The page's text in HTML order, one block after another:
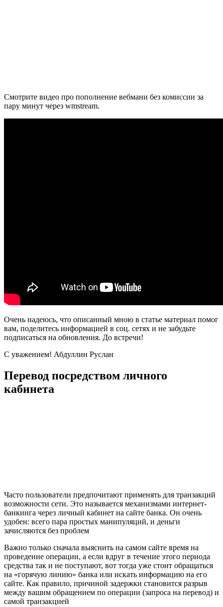
Смотрите видео про пополнение вебмани без комиссии за
пару минут через wmstream.
Очень надеюсь, что описанный мною в статье материал помог
вам, поделитесь информацией в соц. сетях и не забудьте
подписаться на обновления. До встречи!
С уважением! Абдуллин Руслан
Перевод посредством личного
кабинета
Часто пользователи предпочитают применять для транзакций
возможности сети. Это называется механизмами интернет-
банкинга через личный кабинет на сайте банка. Он очень
удобен: всего пара простых манипуляций, и деньги
зачисляются без проблем
Важно только сначала выяснить на самом сайте время на
проведение операции, а если вдруг в течение этого периода
средства так и не поступают, вот тогда уже стоит обращаться
на «горячую линию» банка или искать информацию на его
сайте. Как правило, причиной задержки становится разрыв
между вашим обращением по операции (запроса на перевод) и
самой транзакцией